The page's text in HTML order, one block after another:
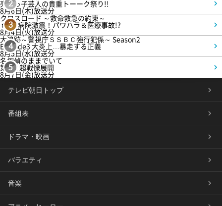
2
売れっ子芸人の貴重トーーク祭り!!
8月6日(木)放送分
3
クロスロード ～救命救急の約束～
＃5 病院激震！パワハラ＆医療事故!?
8月4日(火)放送分
4
大追跡～警視庁ＳＳＢＣ強行犯係～ Season2
Episode3 大炎上…暴走する正義
8月5日(水)放送分
5
名探偵のままでいて
第4話 超戦慄展開
8月7日(金)放送分
テレビ朝日トップ
番組表
ドラマ・映画
バラエティ
音楽